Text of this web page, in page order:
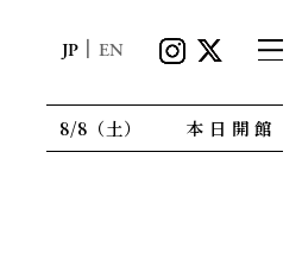
JP EN
8/8（土） 本日開館